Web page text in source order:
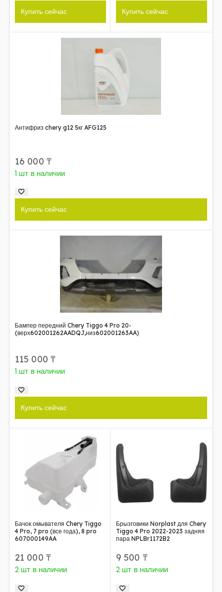
Купить сейчас Купить сейчас
Антифриз chery g12 5кг AFG125
16 000 ₸
1 шт в наличии
Купить сейчас
Бампер передний Chery Tiggo 4 Pro 20-
(верх602001262AADQJ,низ602001263AA)
115 000 ₸
1 шт в наличии
Купить сейчас
Бачок омывателя Chery Tiggo
4 Pro, 7 pro (все года), 8 pro
607000149AA
21 000 ₸
2 шт в наличии
Брызговики Norplast для Chery
Tiggo 4 Pro 2022-2023 задняя
пара NPLBr1172B2
9 500 ₸
2 шт в наличии